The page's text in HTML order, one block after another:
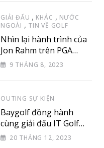
GIẢI ĐẤU , KHÁC , NƯỚC
NGOÀI , TIN VỀ GOLF
Nhìn lại hành trình của
Jon Rahm trên PGA
Tour9 THÁNG 8, 2023
OUTING SỰ KIỆN
Baygolf đồng hành
cùng giải đấu IT Golf
Club & Friend
20 THÁNG 12, 2023